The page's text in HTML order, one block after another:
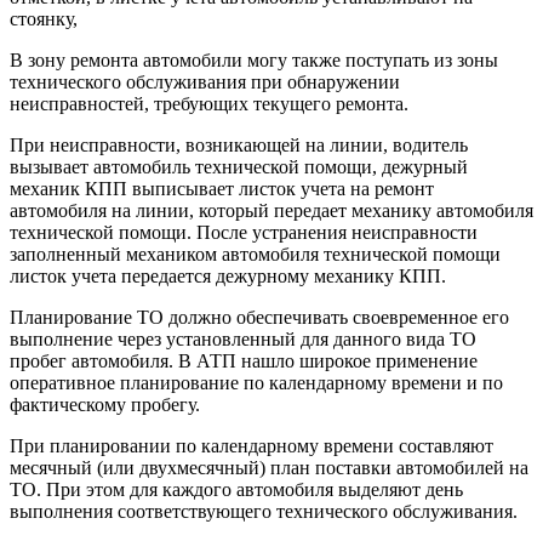
стоянку,
В зону ремонта автомобили могу также поступать из зоны
технического обслуживания при обнаружении
неисправностей, требующих текущего ремонта.
При неисправности, возникающей на линии, водитель
вызывает автомобиль технической помощи, дежурный
механик КПП выписывает листок учета на ремонт
автомобиля на линии, который передает механику автомобиля
технической помощи. После устранения неисправности
заполненный механиком автомобиля технической помощи
листок учета передается дежурному механику КПП.
Планирование ТО должно обеспечивать своевременное его
выполнение через установленный для данного вида ТО
пробег автомобиля. В АТП нашло широкое применение
оперативное планирование по календарному времени и по
фактическому пробегу.
При планировании по календарному времени составляют
месячный (или двухмесячный) план поставки автомобилей на
ТО. При этом для каждого автомобиля выделяют день
выполнения соответствующего технического обслуживания.